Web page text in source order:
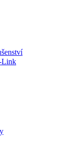
Link